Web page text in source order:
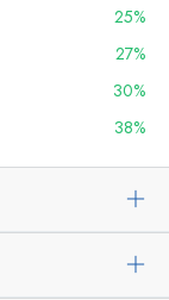
25%
27%
30%
38%